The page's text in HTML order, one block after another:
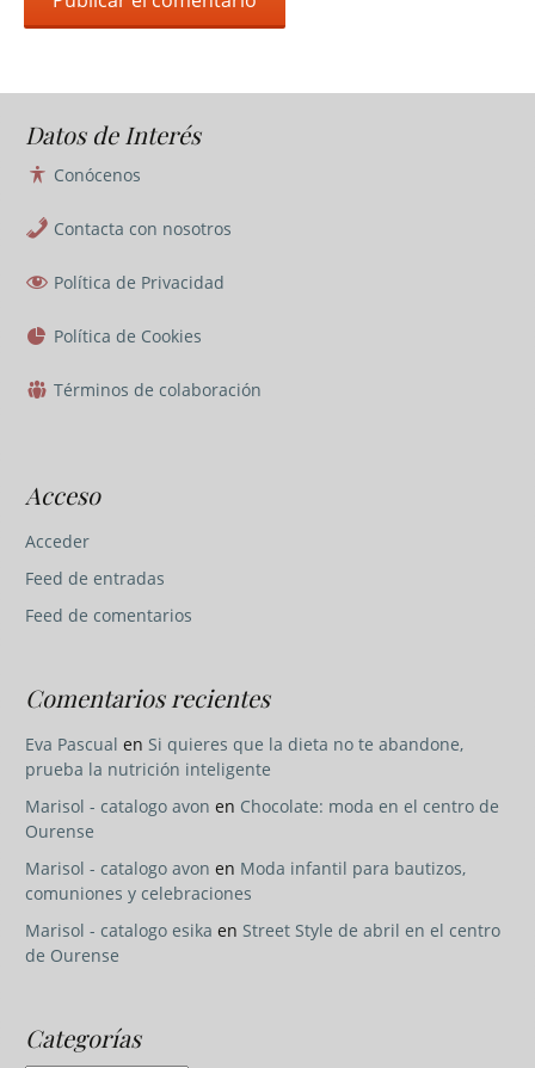
Datos de Interés
Conócenos
Contacta con nosotros
Política de Privacidad
Política de Cookies
Términos de colaboración
Acceso
Acceder
Feed de entradas
Feed de comentarios
Comentarios recientes
Eva Pascual en Si quieres que la dieta no te abandone,
prueba la nutrición inteligente
Marisol - catalogo avon en Chocolate: moda en el centro de
Ourense
Marisol - catalogo avon en Moda infantil para bautizos,
comuniones y celebraciones
Marisol - catalogo esika en Street Style de abril en el centro
de Ourense
Categorías